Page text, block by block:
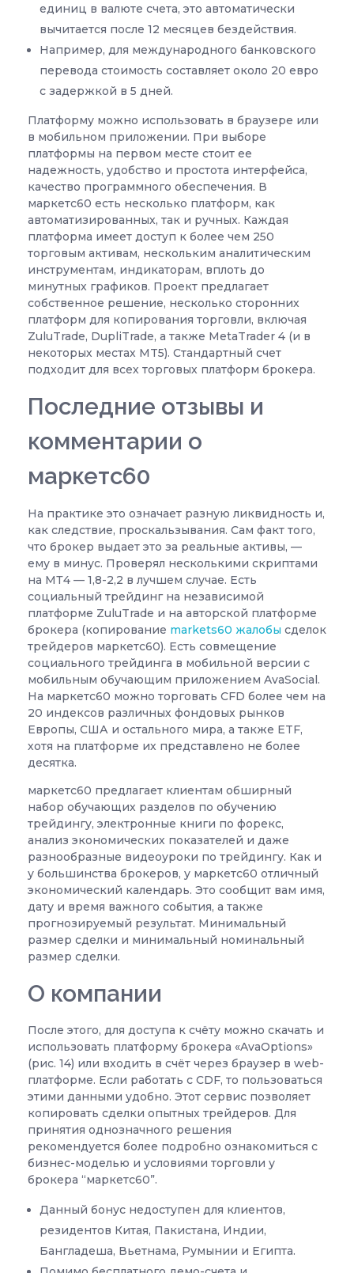
единиц в валюте счета, это автоматически
вычитается после 12 месяцев бездействия.
Например, для международного банковского
перевода стоимость составляет около 20 евро
с задержкой в ​​5 дней.
Платформу можно использовать в браузере или
в мобильном приложении. При выборе
платформы на первом месте стоит ее
надежность, удобство и простота интерфейса,
качество программного обеспечения. В
маркетс60 есть несколько платформ, как
автоматизированных, так и ручных. Каждая
платформа имеет доступ к более чем 250
торговым активам, нескольким аналитическим
инструментам, индикаторам, вплоть до
минутных графиков. Проект предлагает
собственное решение, несколько сторонних
платформ для копирования торговли, включая
ZuluTrade, DupliTrade, а также MetaTrader 4 (и в
некоторых местах MT5). Стандартный счет
подходит для всех торговых платформ брокера.
Последние отзывы и
комментарии о
маркетс60
На практике это означает разную ликвидность и,
как следствие, проскальзывания. Сам факт того,
что брокер выдает это за реальные активы, —
ему в минус. Проверял несколькими скриптами
на МТ4 — 1,8-2,2 в лучшем случае. Есть
социальный трейдинг на независимой
платформе ZuluTrade и на авторской платформе
брокера (копирование markets60 жалобы сделок
трейдеров маркетс60). Есть совмещение
социального трейдинга в мобильной версии с
мобильным обучающим приложением AvaSocial.
На маркетс60 можно торговать CFD более чем на
20 индексов различных фондовых рынков
Европы, США и остального мира, а также ETF,
хотя на платформе их представлено не более
десятка.
маркетс60 предлагает клиентам обширный
набор обучающих разделов по обучению
трейдингу, электронные книги по форекс,
анализ экономических показателей и даже
разнообразные видеоуроки по трейдингу. Как и
у большинства брокеров, у маркетс60 отличный
экономический календарь. Это сообщит вам имя,
дату и время важного события, а также
прогнозируемый результат. Минимальный
размер сделки и минимальный номинальный
размер сделки.
О компании
После этого, для доступа к счёту можно скачать и
использовать платформу брокера «AvaOptions»
(рис. 14) или входить в счёт через браузер в web-
платформе. Если работать с CDF, то пользоваться
этими данными удобно. Этот сервис позволяет
копировать сделки опытных трейдеров. Для
принятия однозначного решения
рекомендуется более подробно ознакомиться с
бизнес-моделью и условиями торговли у
брокера “маркетс60”.
Данный бонус недоступен для клиентов,
резидентов Китая, Пакистана, Индии,
Бангладеша, Вьетнама, Румынии и Египта.